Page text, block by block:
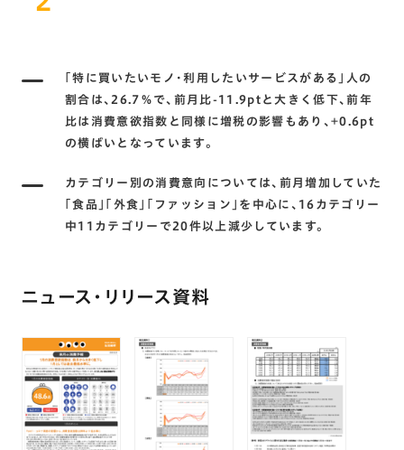
｢特に買いたいモノ･利用したいサービスがある｣人の
割合は､26.7％で､前月比-11.9ptと大きく低下､前年
比は消費意欲指数と同様に増税の影響もあり､+0.6pt
の横ばいとなっています。
カテゴリー別の消費意向については､前月増加していた
｢食品｣｢外食｣｢ファッション｣を中心に､16カテゴリー
中11カテゴリーで20件以上減少しています。
ニュース・リリース資料